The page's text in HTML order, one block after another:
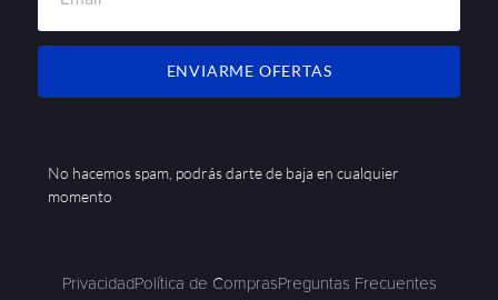
ENVIARME OFERTAS
No hacemos spam, podrás darte de baja en cualquier
momento
PrivacidadPolítica de ComprasPreguntas Frecuentes